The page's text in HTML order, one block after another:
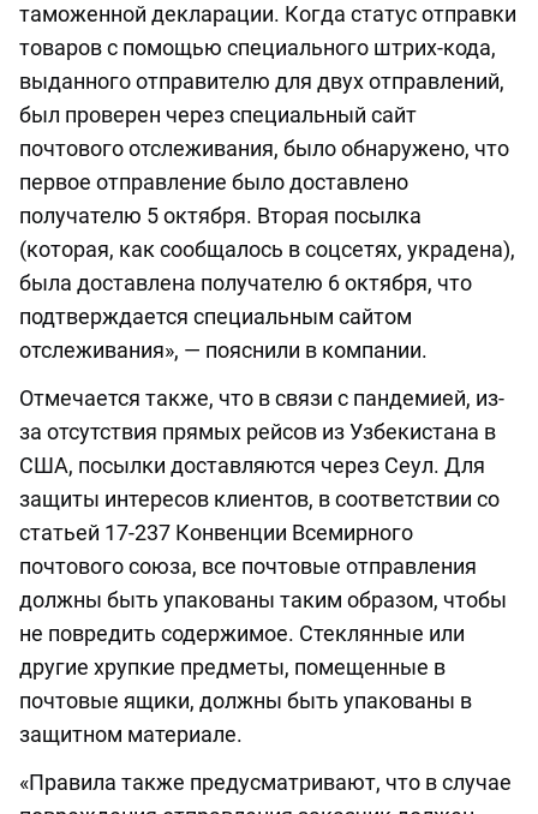
таможенной декларации. Когда статус отправки
товаров с помощью специального штрих-кода,
выданного отправителю для двух отправлений,
был проверен через специальный сайт
почтового отслеживания, было обнаружено, что
первое отправление было доставлено
получателю 5 октября. Вторая посылка
(которая, как сообщалось в соцсетях, украдена),
была доставлена получателю 6 октября, что
подтверждается специальным сайтом
отслеживания», — пояснили в компании.
Отмечается также, что в связи с пандемией, из-
за отсутствия прямых рейсов из Узбекистана в
США, посылки доставляются через Сеул. Для
защиты интересов клиентов, в соответствии со
статьей 17-237 Конвенции Всемирного
почтового союза, все почтовые отправления
должны быть упакованы таким образом, чтобы
не повредить содержимое. Стеклянные или
другие хрупкие предметы, помещенные в
почтовые ящики, должны быть упакованы в
защитном материале.
«Правила также предусматривают, что в случае